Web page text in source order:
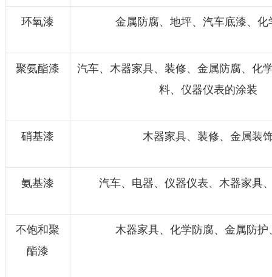
环氧漆 金属防腐、地坪、汽车底漆、化
聚氨酯漆
汽车、木器家具、装修、金属防腐、化
料、仪器仪表的涂装
硝基漆 木器家具、装修、金属装
氨基漆 汽车、电器、仪器仪表、木器家具
不饱和聚
酯漆
木器家具、化学防腐、金属防护